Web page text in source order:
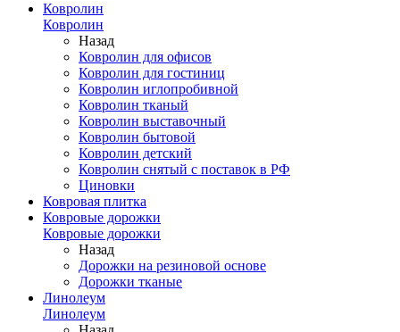
Ковролин
Ковролин
Назад
Ковролин для офисов
Ковролин для гостиниц
Ковролин иглопробивной
Ковролин тканый
Ковролин выставочный
Ковролин бытовой
Ковролин детский
Ковролин снятый с поставок в РФ
Циновки
Ковровая плитка
Ковровые дорожки
Ковровые дорожки
Назад
Дорожки на резиновой основе
Дорожки тканые
Линолеум
Линолеум